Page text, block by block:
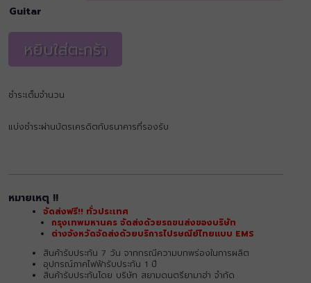
Guitar
หยิบใส่ตะกร้า
ชำระเต็มจำนวน
แบ่งชำระผ่านบัตรเครดิตกับธนาคารที่รองรับ
หมายเหตุ !!
จัดส่งฟรี!! ทั่วประเทศ
กรุงเทพมหานคร จัดส่งด้วยรถขนส่งของบริษัท
ต่างจังหวัดจัดส่งด้วยบริการไปรษณีย์ไทยแบบ EMS
สินค้ารับประกัน 7 วัน จากกรณีความบกพร่องในการผลิต
อุปกรณ์ภาคไฟฟ้ารับประกัน 1 ปี
สินค้ารับประกันโดย บริษัท สยามดนตรียามาฮ่า จำกัด